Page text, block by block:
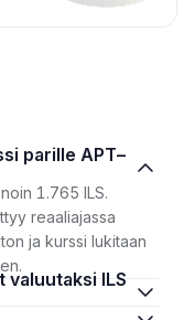
1.765 ILS.
reaaliajassa
ja kurssi lukitaan